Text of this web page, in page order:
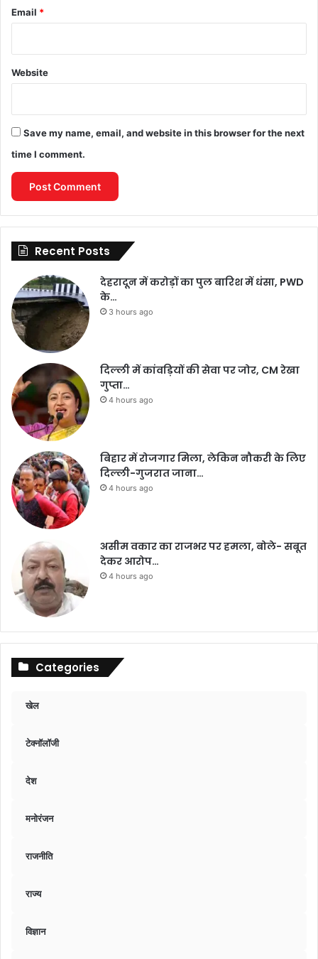
Email *
Website
Save my name, email, and website in this browser for the next
time I comment.
Recent Posts
देहरादून में करोड़ों का पुल बारिश में धंसा, PWD
के…
3 hours ago
दिल्ली में कांवड़ियों की सेवा पर जोर, CM रेखा
गुप्ता…
4 hours ago
बिहार में रोजगार मिला, लेकिन नौकरी के लिए
दिल्ली-गुजरात जाना…
4 hours ago
असीम वकार का राजभर पर हमला, बोले- सबूत
देकर आरोप…
4 hours ago
Categories
खेल
टेक्नॉलॉजी
देश
मनोरंजन
राजनीति
राज्य
विज्ञान